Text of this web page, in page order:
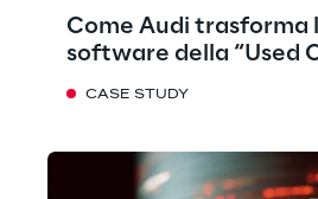
Come Audi trasforma
software della “Used
CASE STUDY